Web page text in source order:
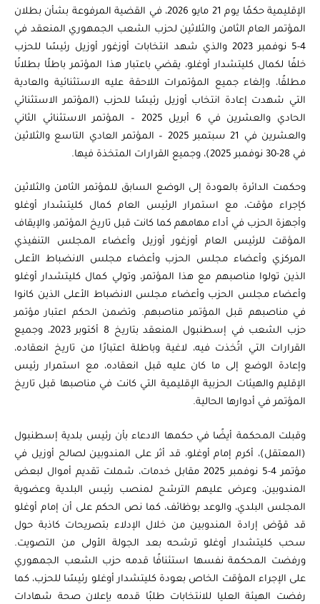
الإقليمية حكمًا يوم 21 مايو 2026، في القضية المرفوعة بشأن بطلان
المؤتمر العام الثامن والثلاثين لحزب الشعب الجمهوري المنعقد في
4-5 نوفمبر 2023 والذي شهد انتخابات أوزغور أوزيل رئيسًا للحزب
خلفًا لكمال كليتشدار أوغلو، يقضي باعتبار هذا المؤتمر باطلًا بطلانًا
مطلقًا، وإلغاء جميع المؤتمرات اللاحقة عليه الاستثنائية والعادية
التي شهدت إعادة انتخاب أوزيل رئيسًا للحزب (المؤتمر الاستثنائي
الحادي والعشرين في 6 أبريل 2025 – المؤتمر الاستثنائي الثاني
والعشرين في 21 سبتمبر 2025 – المؤتمر العادي التاسع والثلاثين
في 28-30 نوفمبر 2025)، وجميع القرارات المتخذة فيها.
وحكمت الدائرة بالعودة إلى الوضع السابق للمؤتمر الثامن والثلاثين
كإجراء مؤقت، مع استمرار الرئيس العام كمال كليتشدار أوغلو
وأجهزة الحزب في أداء مهامهم كما كانت قبل تاريخ المؤتمر، والإيقاف
المؤقت للرئيس العام أوزغور أوزيل وأعضاء المجلس التنفيذي
المركزي وأعضاء مجلس الحزب وأعضاء مجلس الانضباط الأعلى
الذين تولوا مناصبهم مع هذا المؤتمر، وتولي كمال كليتشدار أوغلو
وأعضاء مجلس الحزب وأعضاء مجلس الانضباط الأعلى الذين كانوا
في مناصبهم قبل المؤتمر مناصبهم. وتضمن الحكم اعتبار مؤتمر
حزب الشعب في إسطنبول المنعقد بتاريخ 8 أكتوبر 2023، وجميع
القرارات التي اتُخذت فيه، لاغية وباطلة اعتبارًا من تاريخ انعقاده،
وإعادة الوضع إلى ما كان عليه قبل انعقاده، مع استمرار رئيس
الإقليم والهيئات الحزبية الإقليمية التي كانت في مناصبها قبل تاريخ
المؤتمر في أدوارها الحالية.
وقبلت المحكمة أيضًا في حكمها الادعاء بأن رئيس بلدية إسطنبول
(المعتقل)، أكرم إمام أوغلو، قد أثر على المندوبين لصالح أوزيل في
مؤتمر 4-5 نوفمبر 2025 مقابل خدمات، شملت تقديم أموال لبعض
المندوبين، وعرض عليهم الترشح لمنصب رئيس البلدية وعضوية
المجلس البلدي، والوعد بوظائف، كما نص الحكم على أن إمام أوغلو
قد قوّض إرادة المندوبين من خلال الإدلاء بتصريحات كاذبة حول
سحب كليتشدار أوغلو ترشحه بعد الجولة الأولى من التصويت.
ورفضت المحكمة نفسها استئنافًا قدمه حزب الشعب الجمهوري
على الإجراء المؤقت الخاص بعودة كليتشدار أوغلو رئيسًا للحزب، كما
رفضت الهيئة العليا للانتخابات طلبًا قدمه بإعلان صحة شهادات